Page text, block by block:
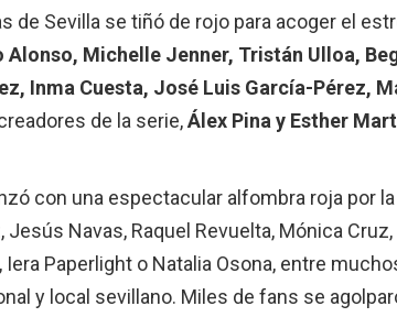
de Sevilla se tiñó de rojo para acoger el
Alonso, Michelle Jenner, Tristán Ulloa,
Inma Cuesta, José Luis García-Pérez,
de la serie,Álex Pina y Esther
con una espectacular alfombra roja por
Jesús Navas, Raquel Revuelta, Mónica
Paperlight o Natalia Osona, entre
y local sevillano. Miles de fans se